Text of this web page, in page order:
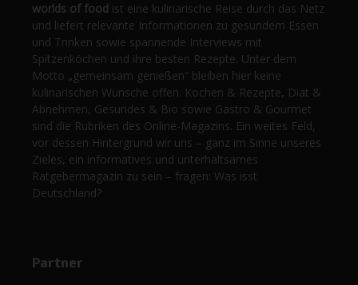
worlds of food ist eine kulinarische Reise durch das Netz
und liefert relevante Informationen zu gesundem Essen
und Trinken sowie spannende Interviews mit
Spitzenköchen und ihre besten Rezepte. Unter dem
Motto „gemeinsam genießen“ bleiben hier keine
kulinarischen Wünsche offen. Kochen & Rezepte, Diät &
Abnehmen, Gesundes & Bio sowie Gastro & Gourmet
sind die Rubriken des Online-Magazins. Ein weites Feld,
vor dessen Hintergrund wir uns – ganz im Sinne unseres
Zieles, ein informatives und unterhaltsames
Ratgebermagazin zu sein – fragen: Was isst
Deutschland?
Partner